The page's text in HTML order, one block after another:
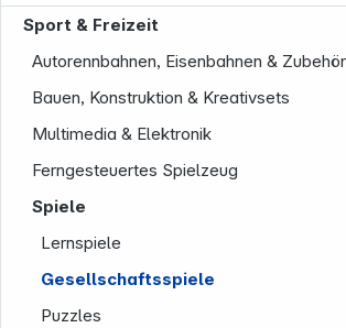
Sport & Freizeit
Autorennbahnen, Eisenbahnen & Zubehör
Bauen, Konstruktion & Kreativsets
Multimedia & Elektronik
Ferngesteuertes Spielzeug
Spiele
Lernspiele
Gesellschaftsspiele
Puzzles
Service